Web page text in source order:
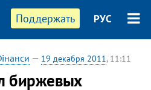
Поддержать РУС
— 19 декабря 2011, 11:11
биржевых